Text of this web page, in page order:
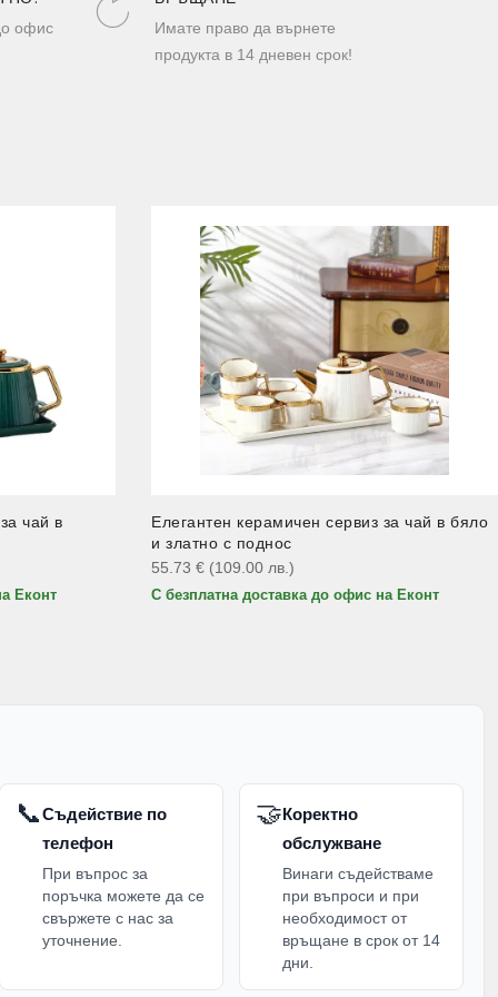
офис
Имате право да върнете
продукта в 14 дневен срок!
чай в
Еконт
Елегантен керамичен сервиз за чай в бяло
и златно с поднос
55.73 € (109.00 лв. )
С безплатна доставка до офис на Еконт
📞Съдействие по
телефон
При въпрос за
поръчка можете да се
свържете с нас за
уточнение.
🤝Коректно
обслужване
Винаги съдействаме
при въпроси и при
необходимост от
връщане в срок от 14
дни.